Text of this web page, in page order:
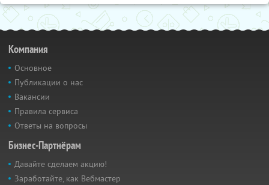
Компания
Основное
Публикации о нас
Вакансии
Правила сервиса
Ответы на вопросы
Бизнес-Партнёрам
Давайте сделаем акцию!
Заработайте, как Вебмастер